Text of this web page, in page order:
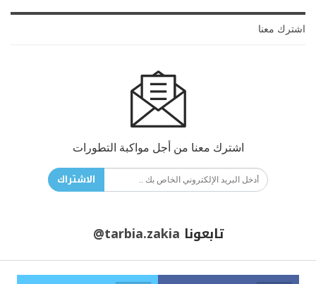
اشترك معنا
اشترك معنا من أجل مواكبة التطورات
الاشتراك
تابعونا @tarbia.zakia